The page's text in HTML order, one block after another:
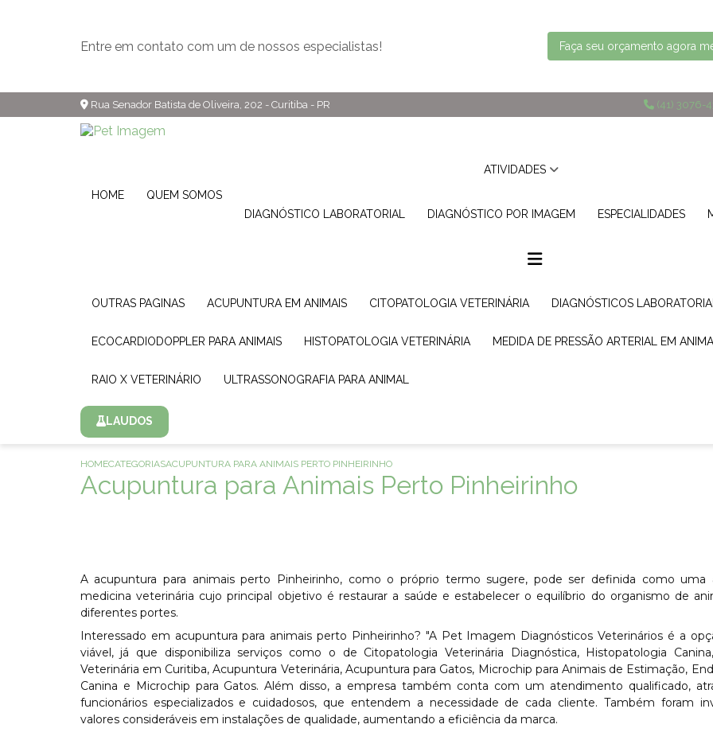
Entre em contato com um de nossos especialistas! Faça seu orçamento agora
Rua Senador Batista de Oliveira, 202 - Curitiba - PR (41) 3076-
HOME QUEM SOMOS
ATIVIDADES
DIAGNÓSTICO LABORATORIAL DIAGNÓSTICO POR IMAGEM ESPECIALIDADES
OUTRAS PAGINAS ACUPUNTURA EM ANIMAIS CITOPATOLOGIA VETERINÁRIA DIAGNÓSTICOS
ECOCARDIODOPPLER PARA ANIMAIS HISTOPATOLOGIA VETERINÁRIA MEDIDA DE PRESSÃO ARTERIAL EM
RAIO X VETERINÁRIO ULTRASSONOGRAFIA PARA ANIMAL
LAUDOS
HOMECATEGORIASACUPUNTURA PARA ANIMAIS PERTO PINHEIRINHO
Acupuntura para Animais Perto Pinheirinho
A acupuntura para animais perto Pinheirinho, como o próprio termo sugere, pode ser definida como uma
medicina veterinária cujo principal objetivo é restaurar a saúde e estabelecer o equilíbrio do organismo de
diferentes portes.
Interessado em acupuntura para animais perto Pinheirinho? "A Pet Imagem Diagnósticos Veterinários é a
viável, já que disponibiliza serviços como o de Citopatologia Veterinária Diagnóstica, Histopatologia
Veterinária em Curitiba, Acupuntura Veterinária, Acupuntura para Gatos, Microchip para Animais de Estimação,
Canina e Microchip para Gatos. Além disso, a empresa também conta com um atendimento qualificado,
funcionários especializados e cuidadosos, que entendem a necessidade de cada cliente. Também foram
valores consideráveis em instalações de qualidade, aumentando a eficiência da marca.